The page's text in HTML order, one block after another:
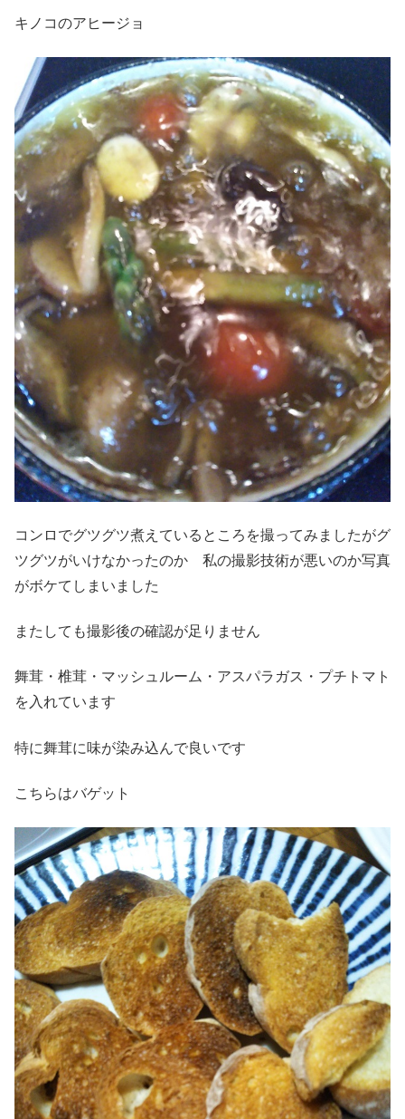
キノコのアヒージョ
コンロでグツグツ煮えているところを撮ってみましたがグ
ツグツがいけなかったのか 私の撮影技術が悪いのか写真
がボケてしまいました
またしても撮影後の確認が足りません
舞茸・椎茸・マッシュルーム・アスパラガス・プチトマト
を入れています
特に舞茸に味が染み込んで良いです
こちらはバゲット